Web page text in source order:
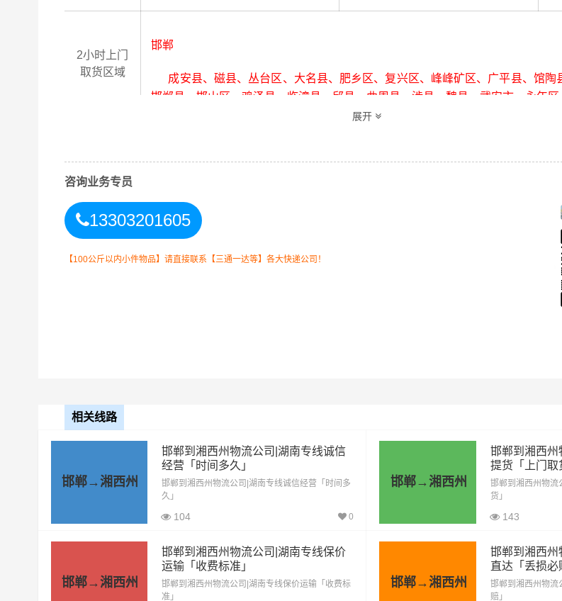
2小时上门
取货区域
邯郸
成安县、磁县、丛台区、大名县、肥乡区、复兴区、峰峰矿区、广平县、馆陶
邯郸县、邯山区、鸡泽县、临漳县、邱县、曲周县、涉县、魏县、武安市、永年区
4小时送货
上门区域
保靖县、古丈县、花垣县、吉首市、龙山县、泸溪县、永顺县、凤凰县（详
通）
以上邯郸
零担专线费用为市场透明价，仅供参考，不作为最终成交价格
需要结合实际您的需求和货物特性来确定最终合作价格，可咨询
4.2米高栏
5.5元
9.6米高栏 7.5元 1657公里
10.5元
展开
咨询业务专员
13303201605
【100公斤以内小件物品】请直接联系【三通一达等】各大快递公司！
相关线路
邯郸→湘西州
邯郸到湘西州物流公司|湖南专线诚信
经营「时间多久」
邯郸到湘西州物流公司|湖南专线诚信经营「时间多
久」
104 0
邯郸→湘西州
邯郸到湘西州
提货「上门取
邯郸到湘西州物流
货」
143
邯郸→湘西州
邯郸到湘西州物流公司|湖南专线保价
运输「收费标准」
邯郸到湘西州物流公司|湖南专线保价运输「收费标
准」
邯郸→湘西州
邯郸到湘西州
直达「丢损必
邯郸到湘西州物流
赔」